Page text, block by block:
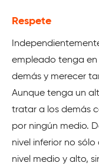
Respete
empleado tenga en
demás y merecer
Aunque tenga un
tratar a los demás
por ningún medio.
nivel inferior no
nivel medio y alto,